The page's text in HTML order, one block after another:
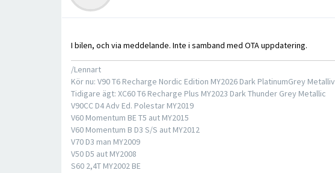
I bilen, och via meddelande. Inte i samband med OTA uppdatering.
/Lennart
Kör nu: V90 T6 Recharge Nordic Edition MY2026 Dark PlatinumGrey Metalliv
Tidigare ägt: XC60 T6 Recharge Plus MY2023 Dark Thunder Grey Metallic
V90CC D4 Adv Ed. Polestar MY2019
V60 Momentum BE T5 aut MY2015
V60 Momentum B D3 S/S aut MY2012
V70 D3 man MY2009
V50 D5 aut MY2008
S60 2,4T MY2002 BE